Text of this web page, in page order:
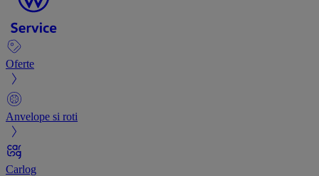
Oferte
Anvelope si roti
Carlog